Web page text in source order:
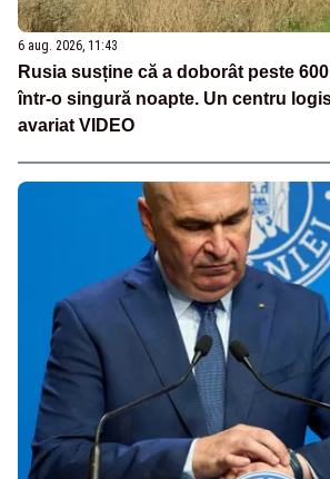
6 aug. 2026, 11:43
Rusia susține că a doborât peste
într-o singură noapte. Un centru
avariat VIDEO